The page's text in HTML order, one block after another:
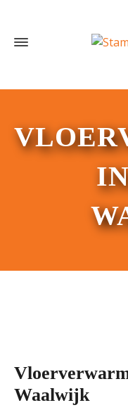
Waalwijk